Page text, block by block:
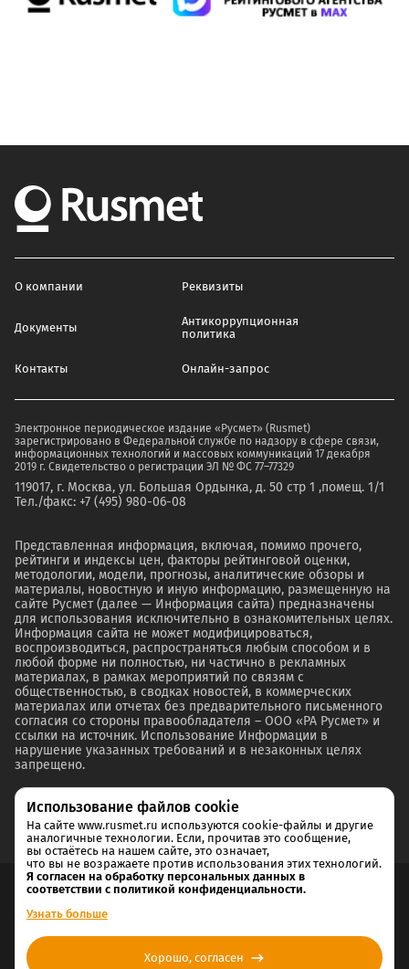
О компании Реквизиты
Документы
Антикоррупционная
политика
Контакты Онлайн-запрос
Электронное периодическое издание «Русмет» (Rusmet)
зарегистрировано в Федеральной службе по надзору в сфере связи,
информационных технологий и массовых коммуникаций 17 декабря
2019 г. Свидетельство о регистрации ЭЛ № ФС 77–77329
119017, г. Москва, ул. Большая Ордынка, д. 50 стр 1 ,помещ. 1/1
Тел./факс: +7 (495) 980-06-08
Представленная информация, включая, помимо прочего,
рейтинги и индексы цен, факторы рейтинговой оценки,
методологии, модели, прогнозы, аналитические обзоры и
материалы, новостную и иную информацию, размещенную на
сайте Русмет (далее — Информация сайта) предназначены
для использования исключительно в ознакомительных целях.
Информация сайта не может модифицироваться,
воспроизводиться, распространяться любым способом и в
любой форме ни полностью, ни частично в рекламных
материалах, в рамках мероприятий по связям с
общественностью, в сводках новостей, в коммерческих
материалах или отчетах без предварительного письменного
согласия со стороны правообладателя – ООО «РА Русмет» и
ссылки на источник. Использование Информации в
нарушение указанных требований и в незаконных целях
запрещено.
Согласие на обработку и хранение персональных данных
Политика конфиденциальности
Использование файлов cookie
На сайте www.rusmet.ru используются cookie-файлы и другие
аналогичные технологии. Если, прочитав это сообщение,
вы остаётесь на нашем сайте, это означает,
что вы не возражаете против использования этих технологий.
Я согласен на обработку персональных данных в
соответствии с политикой конфиденциальности.
Узнать больше
Хорошо, согласен